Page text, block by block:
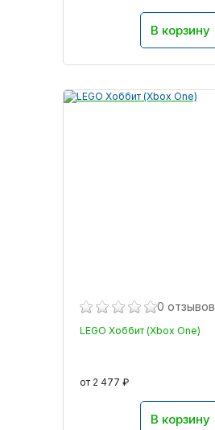
В корзину
0 отзывов
LEGO Хоббит (Xbox One)
от 2 477 ₽
В корзину